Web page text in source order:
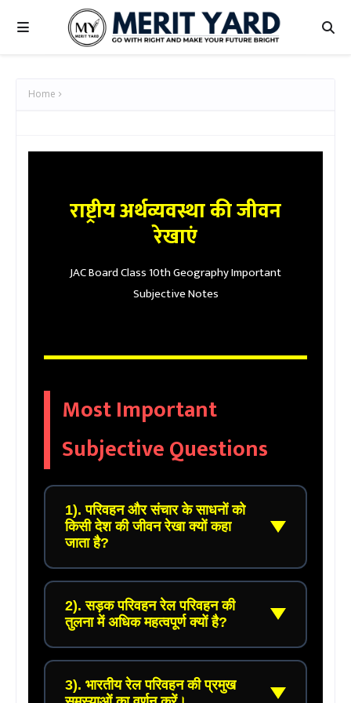
Home
राष्ट्रीय अर्थव्यवस्था की जीवन
रेखाएं
JAC Board Class 10th Geography Important
Subjective Notes
Most Important
Subjective Questions
1). परिवहन और संचार के साधनों को
किसी देश की जीवन रेखा क्यों कहा
जाता है?
उत्तर: परिवहन और संचार के साधनों को किसी देश की
अर्थव्यवस्था की 'जीवन रेखा' (Lifelines) कहा जाता है
क्योंकि:
1. वस्तुओं की गतिशीलता: कच्चे माल को कारखानों तक
और तैयार माल को बाजारों तक पहुँचाने के लिए परिवहन
2). सड़क परिवहन रेल परिवहन की
तुलना में अधिक महत्वपूर्ण क्यों है?
उत्तर: भारत में सड़क परिवहन का महत्व रेल परिवहन से
अधिक होने के निम्नलिखित कारण हैं:
3). भारतीय रेल परिवहन की प्रमुख